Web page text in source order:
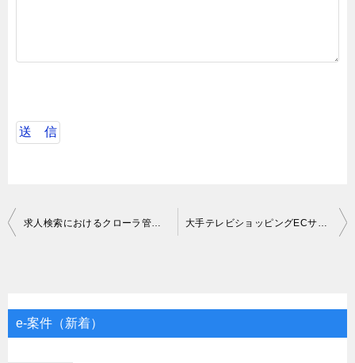
投
ゲ
求人検索におけるクローラ管理システム開発-運用Scala 大手テレビショッピングECサイト改善-クラウド移行 SE
e-案件（新着）